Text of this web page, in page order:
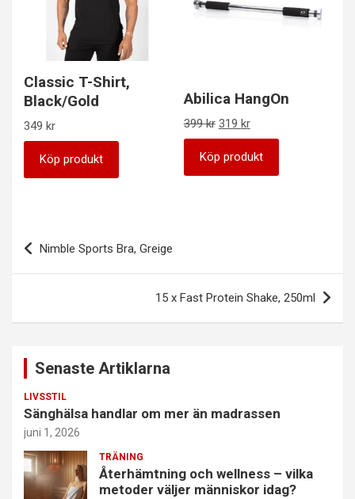
Classic T-Shirt,
Black/Gold
349 kr
Köp produkt
Abilica HangOn
399kr Det
ursprungliga
priset
var:
319 krDet
nuvarande
priset
är:
Köp produkt
Inläggsnavigering
Nimble Sports Bra, Greige
15 x Fast Protein Shake, 250ml
Senaste Artiklarna
LIVSSTIL
Sänghälsa handlar om mer än madrassen
juni 1, 2026
TRÄNING
Återhämtning och wellness – vilka
metoder väljer människor idag?